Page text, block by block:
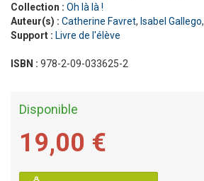
Collection : Oh là là !
Auteur(s) : Catherine Favret, Isabel Gallego,
Support : Livre de l'élève
ISBN : 978-2-09-033625-2
Disponible
19,00 €